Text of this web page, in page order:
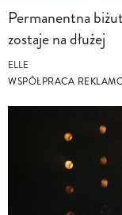
Permanentna
zostaje na dłużej
ELLE
WSPÓŁPRACA